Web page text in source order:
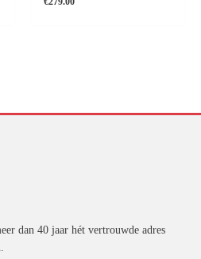
dan 40 jaar hét vertrouwde adres